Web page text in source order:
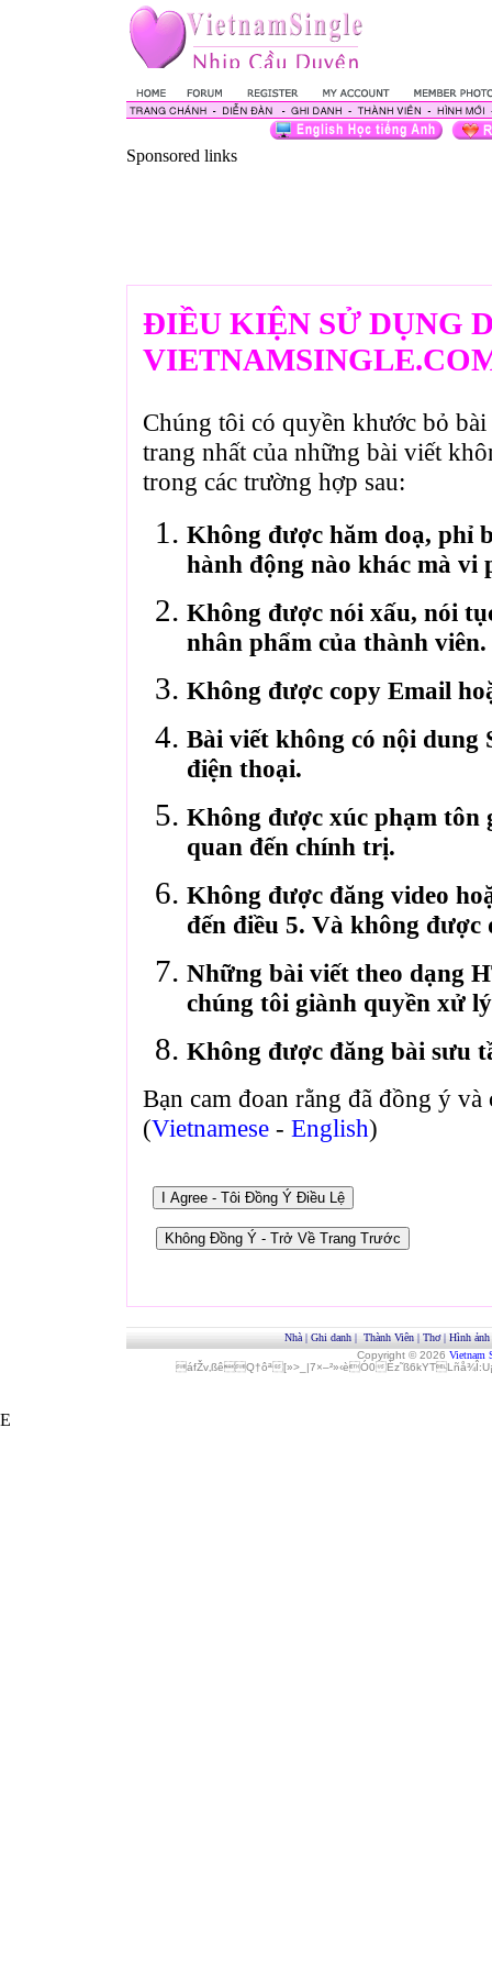
Sponsored links
ĐIỀU KIỆN SỬ DỤNG
Chúng tôi có quyền khước bỏ
trang nhất của những bài viết
trong các trường hợp sau:
Không được hăm doạ, phỉ
hành động nào khác mà vi
Không được nói xấu, nói
nhân phẩm của thành viên.
Không được copy Email
Bài viết không có nội dung
điện thoại.
Không được xúc phạm tôn
quan đến chính trị.
Không được đăng video
đến điều 5. Và không
Những bài viết theo dạng
chúng tôi giành quyền xử
Không được đăng bài sưu
Bạn cam đoan rằng đã đồng ý
(Vietnamese - English)
Nhà | Ghi danh | Thành Viên | Thơ| Hình ảnh
Copyright © 2026 Vietnam
áfŽv‚ßêQ†ôª[»>_|7×–²»‹èÓ0
E